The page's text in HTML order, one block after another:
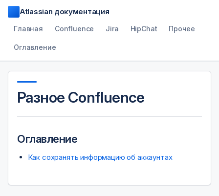
Atlassian документация
Главная Confluence Jira HipChat Прочее
Оглавление
Разное Confluence
Оглавление
Как сохранять информацию об аккаунтах